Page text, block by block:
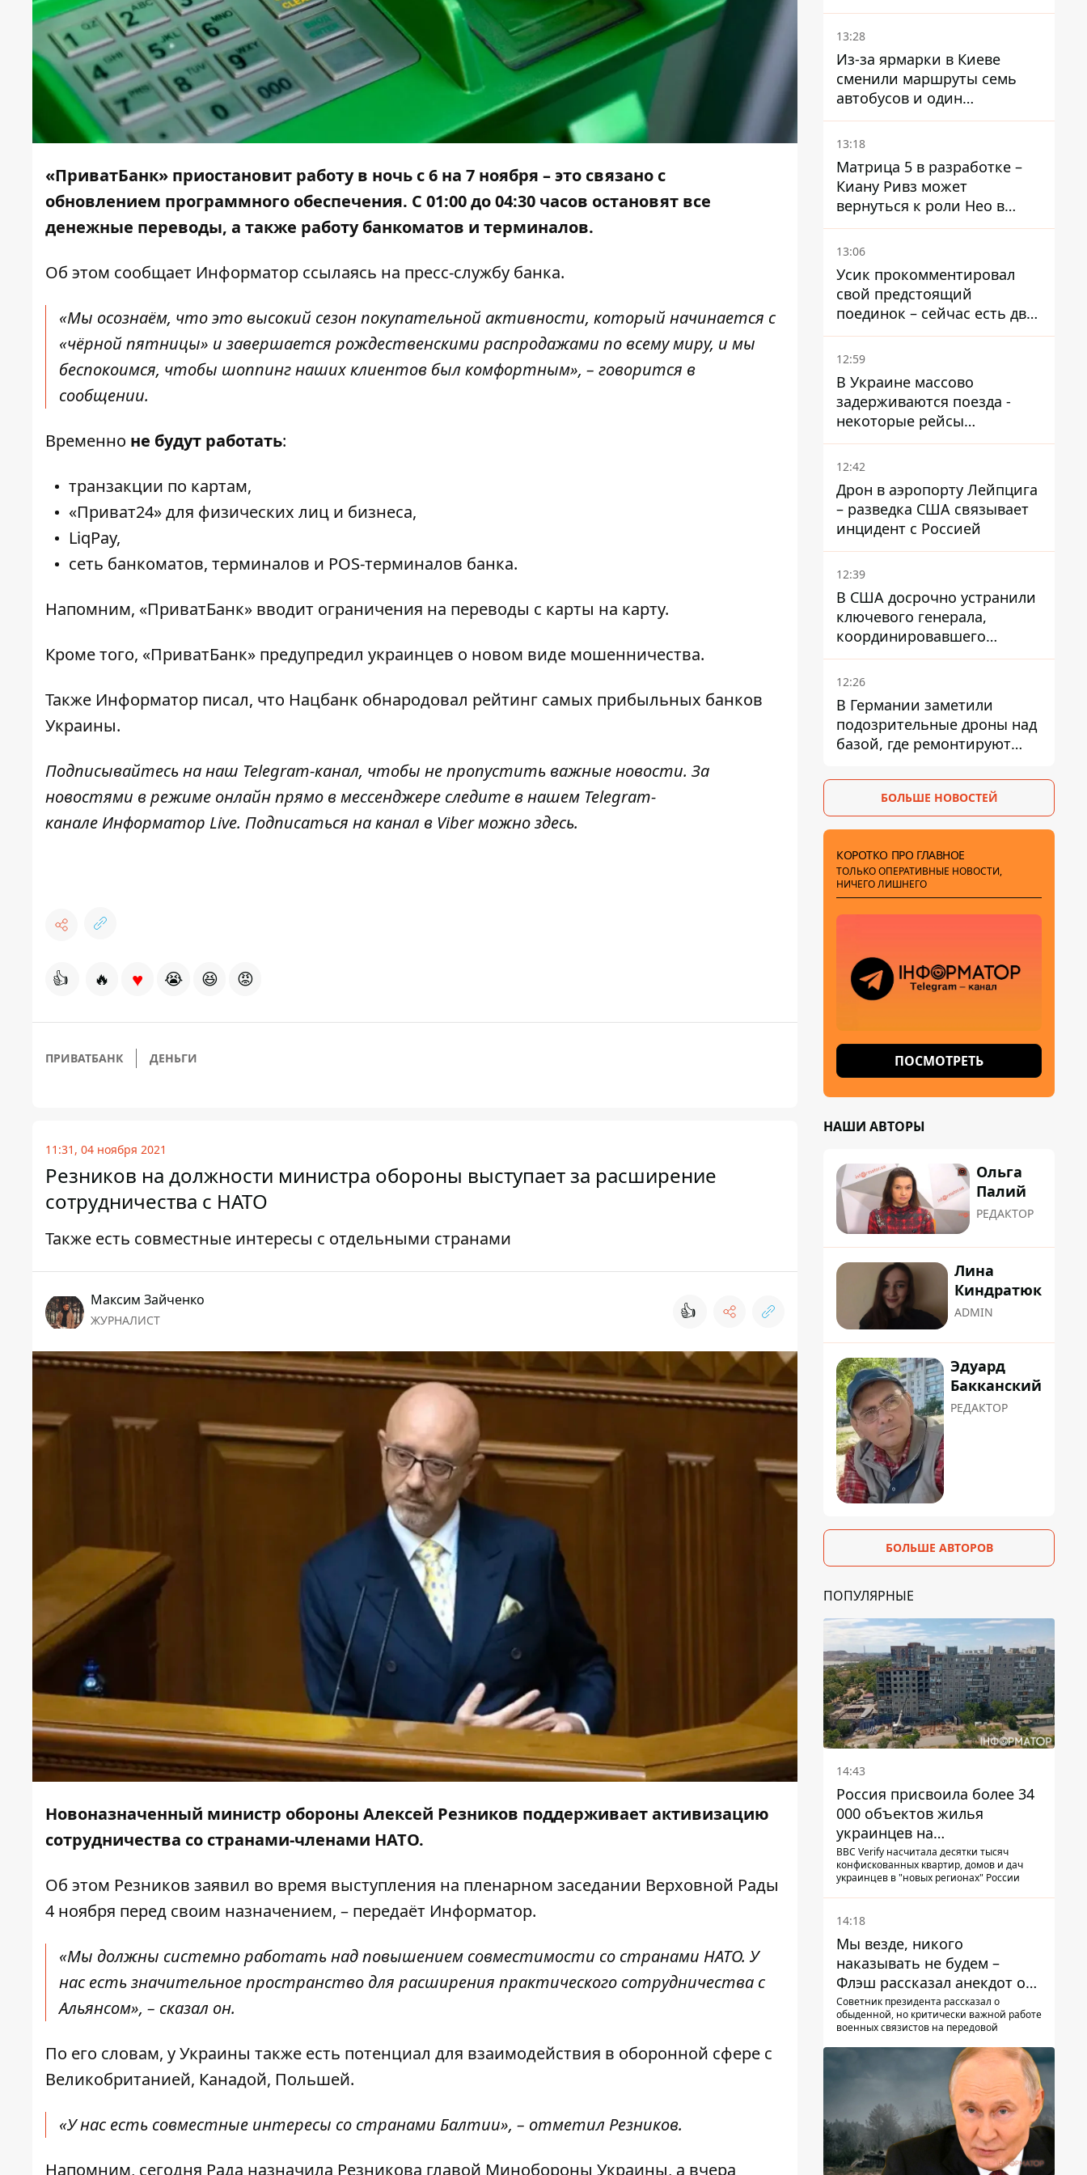
«ПриватБанк» приостановит работу в ночь с 6 на 7 ноября – это связано с
обновлением программного обеспечения. С 01:00 до 04:30 часов остановят все
денежные переводы, а также работу банкоматов и терминалов.
Об этом сообщает Информатор ссылаясь на пресс-службу банка.
«Мы осознаём, что это высокий сезон покупательной активности, который начинается с
«чёрной пятницы» и завершается рождественскими распродажами по всему миру, и мы
беспокоимся, чтобы шоппинг наших клиентов был комфортным», – говорится в
сообщении.
Временно не будут работать:
транзакции по картам,
«Приват24» для физических лиц и бизнеса,
LiqPay,
сеть банкоматов, терминалов и POS-терминалов банка.
Напомним, «ПриватБанк» вводит ограничения на переводы с карты на карту.
Кроме того, «ПриватБанк» предупредил украинцев о новом виде мошенничества.
Также Информатор писал, что Нацбанк обнародовал рейтинг самых прибыльных банков
Украины.
Подписывайтесь на наш Telegram-канал, чтобы не пропустить важные новости. За
новостями в режиме онлайн прямо в мессенджере следите в нашем Telegram-
канале Информатор Live. Подписаться на канал в Viber можноздесь.
👍 🔥 ♥ 😭 😆 😡
ПРИВАТБАНК ДЕНЬГИ
11:31, 04 ноября 2021
Резников на должности министра обороны выступает за расширение
сотрудничества с НАТО
Также есть совместные интересы с отдельными странами
Максим Зайченко
ЖУРНАЛИСТ 👍
Новоназначенный министр обороны Алексей Резников поддерживает активизацию
сотрудничества со странами-членами НАТО.
Об этом Резников заявил во время выступления на пленарном заседании Верховной Рады
4 ноября перед своим назначением, – передаёт Информатор.
«Мы должны системно работать над повышением совместимости со странами НАТО. У
нас есть значительное пространство для расширения практического сотрудничества с
Альянсом», – сказал он.
По его словам, у Украины также есть потенциал для взаимодействия в оборонной сфере с
Великобританией, Канадой, Польшей.
«У нас есть совместные интересы со странами Балтии», – отметил Резников.
Напомним, сегодня Рада назначила Резникова главой Минобороны Украины, а вчера
депортации украинских
мужчин - абсурд и популизм
13:28
Из-за ярмарки в Киеве
сменили маршруты семь
автобусов и один
троллейбус
13:18
Матрица 5 в разработке –
Киану Ривз может
вернуться к роли Нео в
пятой части
13:06
Усик прокомментировал
свой предстоящий
поединок – сейчас есть два
варианта
12:59
В Украине массово
задерживаются поезда -
некоторые рейсы
опаздывают более чем на
12 часов
12:42
Дрон в аэропорту Лейпцига
– разведка США связывает
инцидент с Россией
12:39
В США досрочно устранили
ключевого генерала,
координировавшего
поддержку Украины -
причину умалчивают
12:26
В Германии заметили
подозрительные дроны над
базой, где ремонтируют
БОЛЬШЕ НОВОСТЕЙ
КОРОТКО ПРО ГЛАВНОЕ
ТОЛЬКО ОПЕРАТИВНЫЕ НОВОСТИ,
НИЧЕГО ЛИШНЕГО
ПОСМОТРЕТЬ
НАШИ АВТОРЫ
Ольга
Палий
РЕДАКТОР
Лина
Киндратюк
ADMIN
Эдуард
Бакканский
РЕДАКТОР
БОЛЬШЕ АВТОРОВ
ПОПУЛЯРНЫЕ
14:43
Россия присвоила более 34
000 объектов жилья
украинцев на
оккупированных
территориях -
BBC Verify насчитала десятки тысяч
конфискованных квартир, домов и дач
украинцев в "новых регионах" России
14:18
Мы везде, никого
наказывать не будем –
Флэш рассказал анекдот о
незаменимой работе
связистов на фронте
Советник президента рассказал о
обыденной, но критически важной работе
военных связистов на передовой